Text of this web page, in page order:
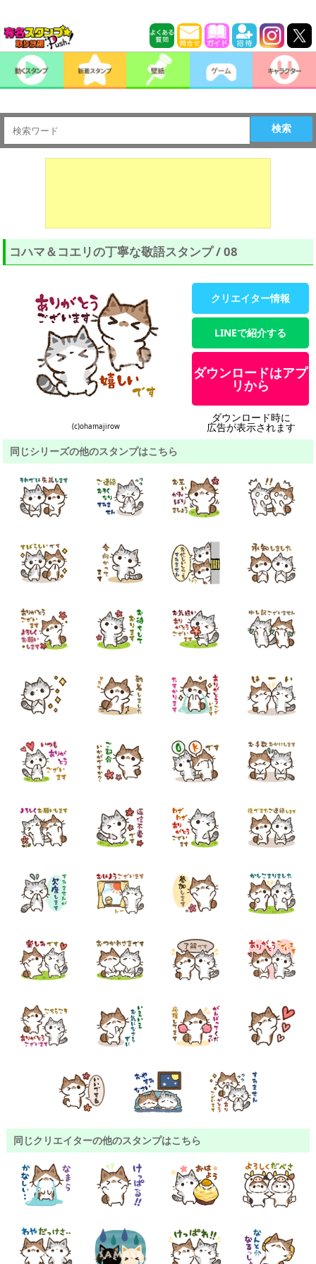
検索
コハマ＆コエリの丁寧な敬語スタンプ / 08
(c)ohamajirow
クリエイター情報
LINEで紹介する
ダウンロードはアプ
リから
ダウンロード時に
広告が表示されます
同じシリーズの他のスタンプはこちら
同じクリエイターの他のスタンプはこちら